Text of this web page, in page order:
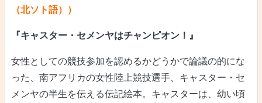
（北ソト語））
『キャスター・セメンヤはチャンピオン！』
女性としての競技参加を認めるかどうかで論議の的にな
った、南アフリカの女性陸上競技選手、キャスター・セ
メンヤの半生を伝える伝記絵本。キャスターは、幼い頃